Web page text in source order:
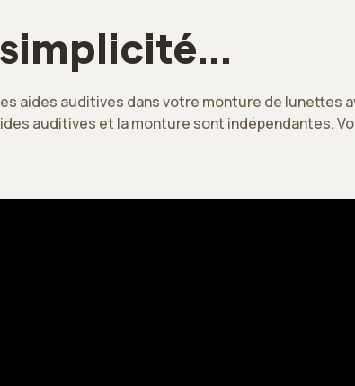
aides auditives dans votre monture de lunettes
auditives et la monture sont indépendantes.